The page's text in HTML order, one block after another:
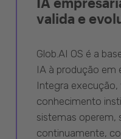
valida e
Glob.AI OS é a
IA à produção em
Integra execução,
conhecimento
sistemas operem,
continuamente,